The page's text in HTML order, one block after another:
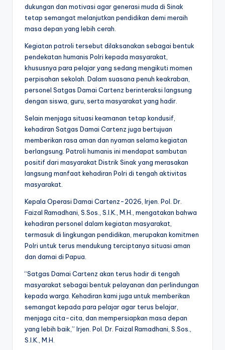
dukungan dan motivasi agar generasi muda di Sinak
tetap semangat melanjutkan pendidikan demi meraih
masa depan yang lebih cerah.
Kegiatan patroli tersebut dilaksanakan sebagai bentuk
pendekatan humanis Polri kepada masyarakat,
khususnya para pelajar yang sedang mengikuti momen
perpisahan sekolah. Dalam suasana penuh keakraban,
personel Satgas Damai Cartenz berinteraksi langsung
dengan siswa, guru, serta masyarakat yang hadir.
Selain menjaga situasi keamanan tetap kondusif,
kehadiran Satgas Damai Cartenz juga bertujuan
memberikan rasa aman dan nyaman selama kegiatan
berlangsung. Patroli humanis ini mendapat sambutan
positif dari masyarakat Distrik Sinak yang merasakan
langsung manfaat kehadiran Polri di tengah aktivitas
masyarakat.
Kepala Operasi Damai Cartenz-2026, Irjen. Pol. Dr.
Faizal Ramadhani, S.Sos., S.I.K., M.H., mengatakan bahwa
kehadiran personel dalam kegiatan masyarakat,
termasuk di lingkungan pendidikan, merupakan komitmen
Polri untuk terus mendukung terciptanya situasi aman
dan damai di Papua.
“Satgas Damai Cartenz akan terus hadir di tengah
masyarakat sebagai bentuk pelayanan dan perlindungan
kepada warga. Kehadiran kami juga untuk memberikan
semangat kepada para pelajar agar terus belajar,
menjaga cita-cita, dan mempersiapkan masa depan
yang lebih baik,” Irjen. Pol. Dr. Faizal Ramadhani, S.Sos.,
S.I.K., M.H.